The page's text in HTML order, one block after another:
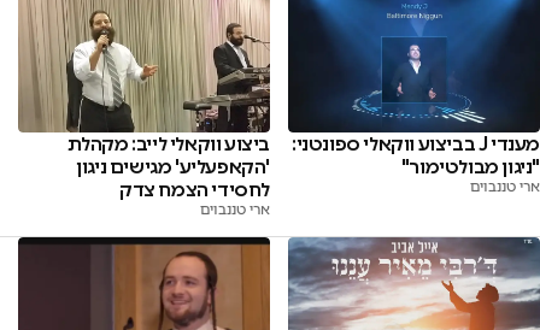
מענדי J בביצוע ווקאלי ספונטני:
"ניגון מבולטימור"
ארי טננבוים
ביצוע ווקאלי לייב: מקהלת
'הקאפעליע' מגישים ניגון
לחסידי הצמח צדק
ארי טננבוים